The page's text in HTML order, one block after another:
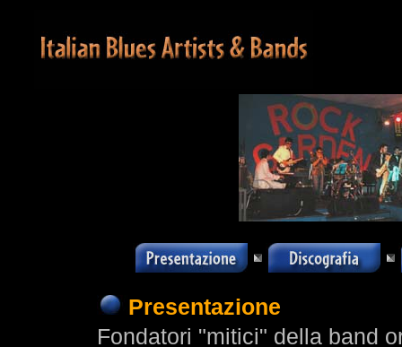
Presentazione
Fondatori "mitici" della band